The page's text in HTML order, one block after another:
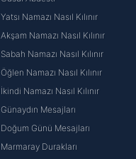
Yatsı Namazı Nasıl Kılınır
Akşam Namazı Nasıl Kılınır
Sabah Namazı Nasıl Kılınır
Öğlen Namazı Nasıl Kılınır
İkindi Namazı Nasıl Kılınır
Günaydın Mesajları
Doğum Günü Mesajları
Marmaray Durakları